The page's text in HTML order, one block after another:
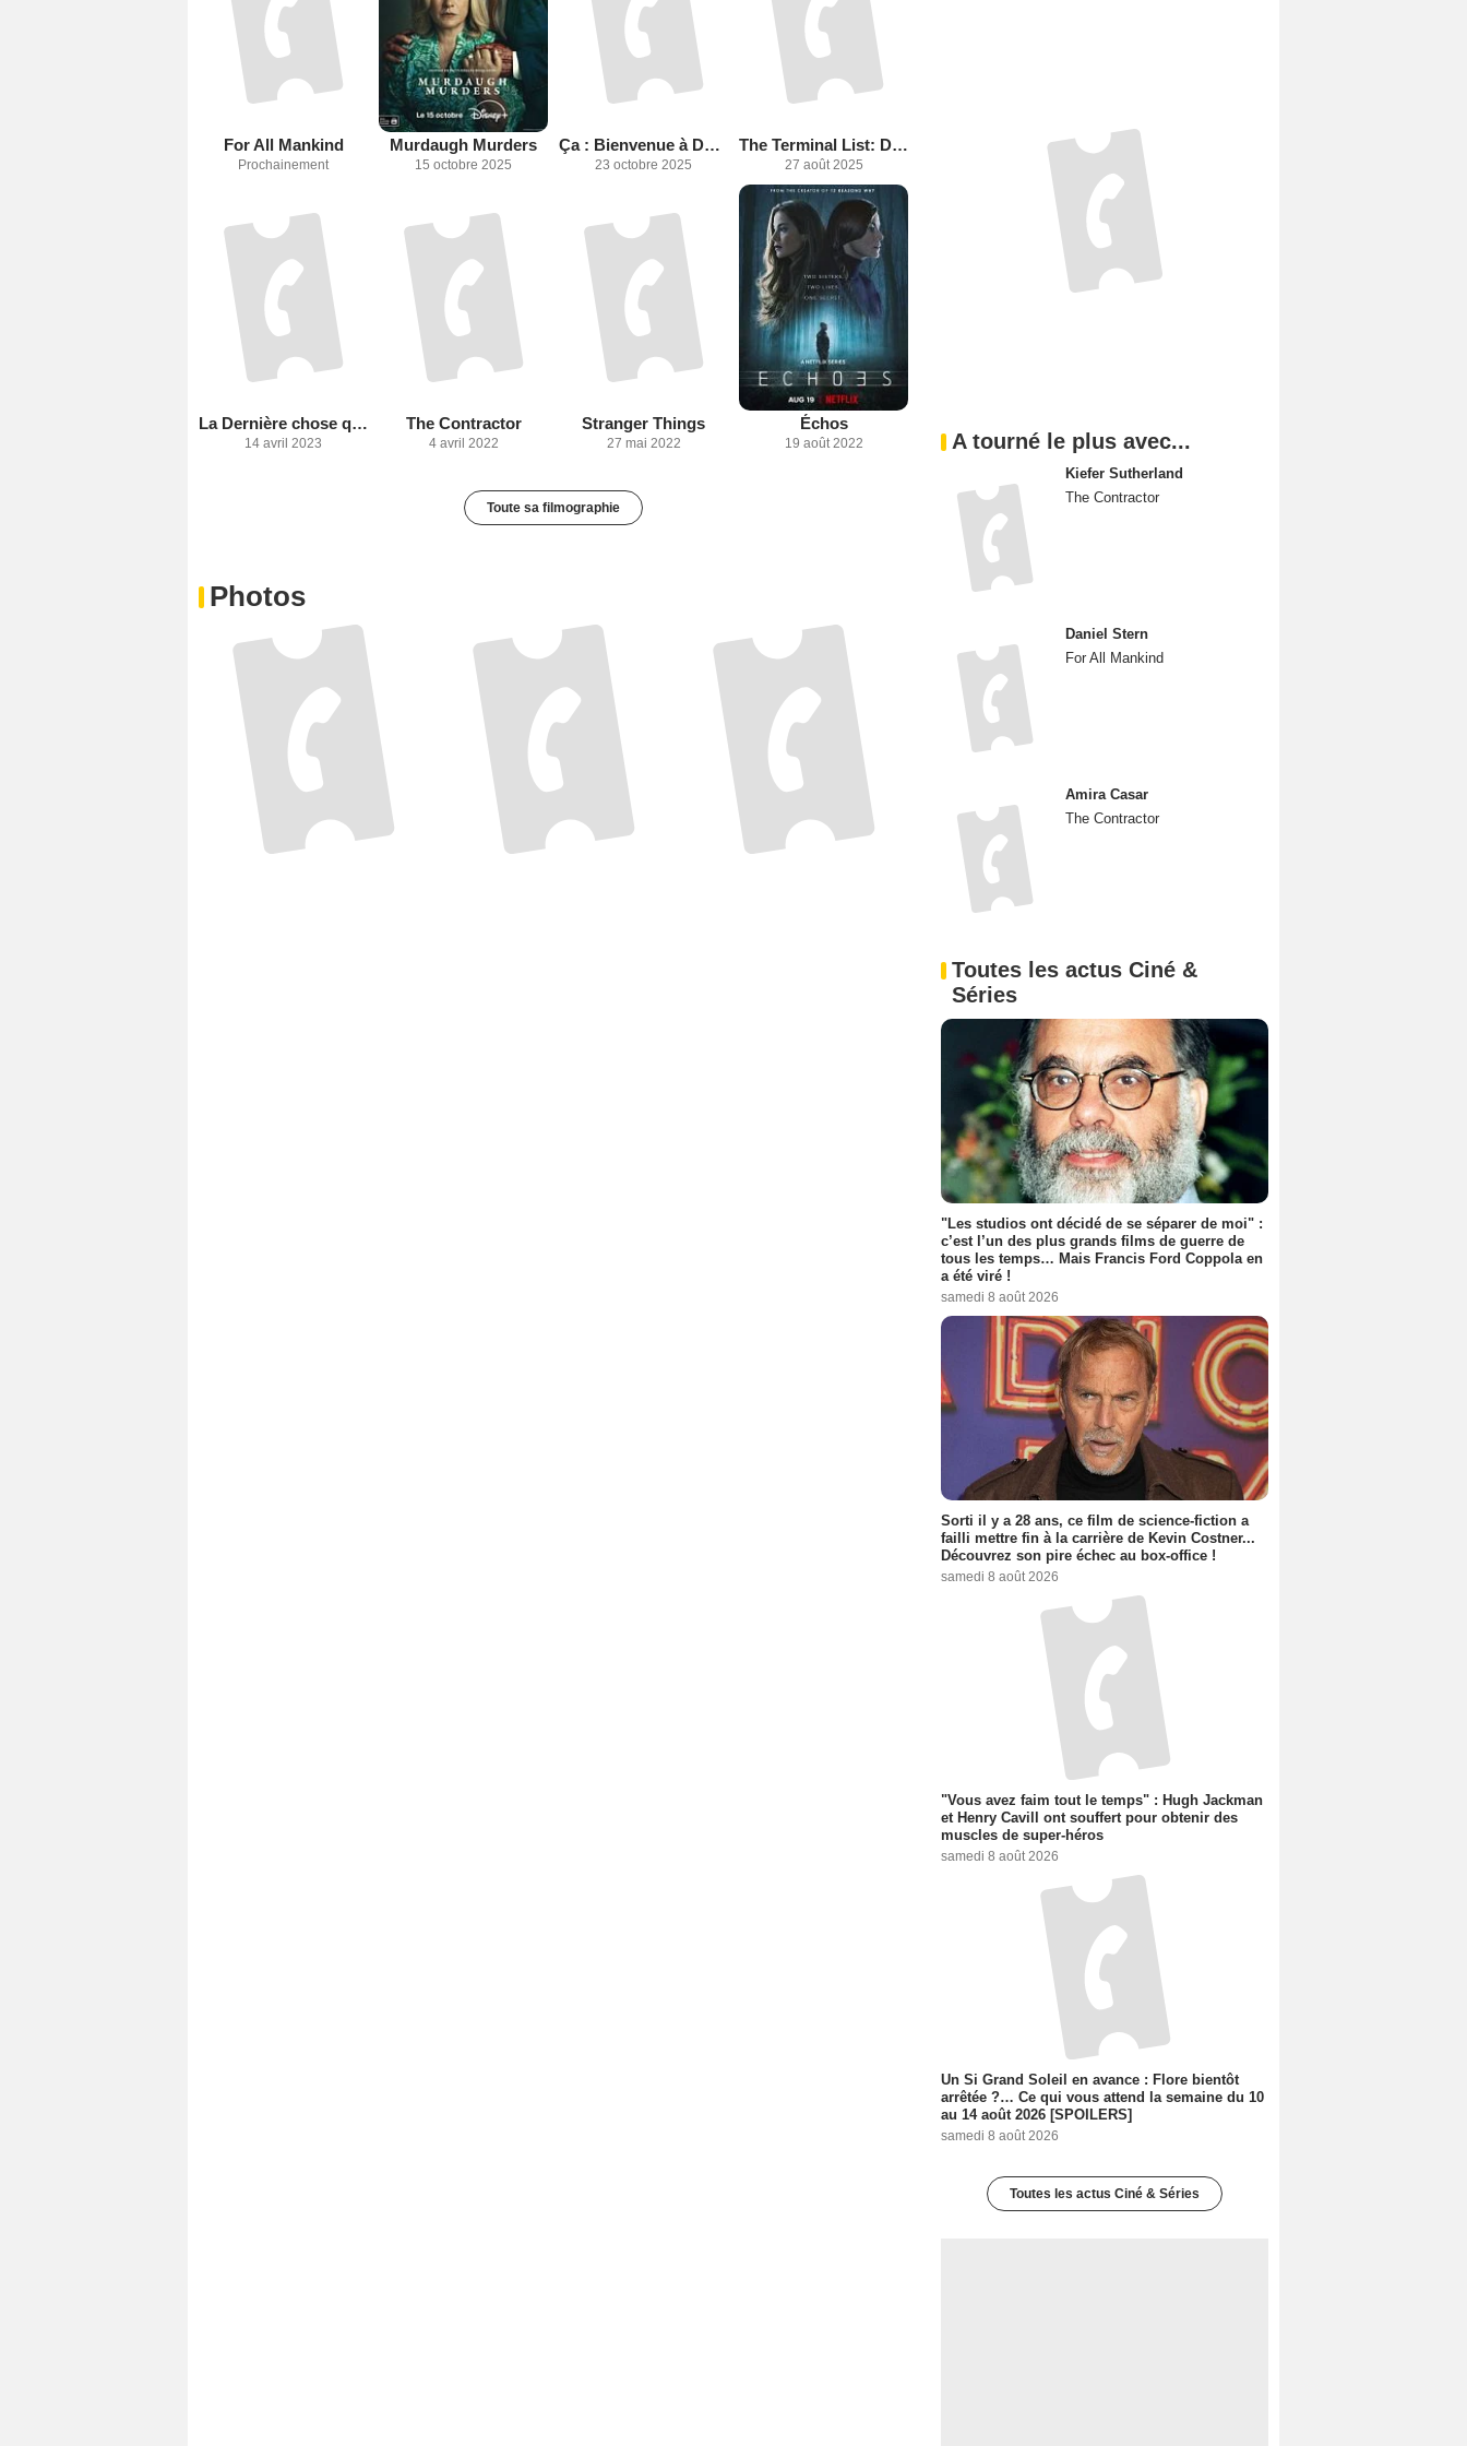
For All Mankind
Prochainement
Murdaugh Murders
15 octobre 2025
Ça : Bienvenue à Derry
23 octobre 2025
The Terminal List: Dark Wolf
27 août 2025
La Dernière chose qu'il m'a dite
14 avril 2023
The Contractor
4 avril 2022
Stranger Things
27 mai 2022
Échos
19 août 2022
Toute sa filmographie
Photos
A tourné le plus avec...
Kiefer Sutherland
The Contractor
Daniel Stern
For All Mankind
Amira Casar
The Contractor
Toutes les actus Ciné &
Séries
"Les studios ont décidé de se séparer de moi" :
c’est l’un des plus grands films de guerre de
tous les temps… Mais Francis Ford Coppola en
a été viré !
samedi 8 août 2026
Sorti il y a 28 ans, ce film de science-fiction a
failli mettre fin à la carrière de Kevin Costner...
Découvrez son pire échec au box-office !
samedi 8 août 2026
"Vous avez faim tout le temps" : Hugh Jackman
et Henry Cavill ont souffert pour obtenir des
muscles de super-héros
samedi 8 août 2026
Un Si Grand Soleil en avance : Flore bientôt
arrêtée ?… Ce qui vous attend la semaine du 10
au 14 août 2026 [SPOILERS]
samedi 8 août 2026
Toutes les actus Ciné & Séries